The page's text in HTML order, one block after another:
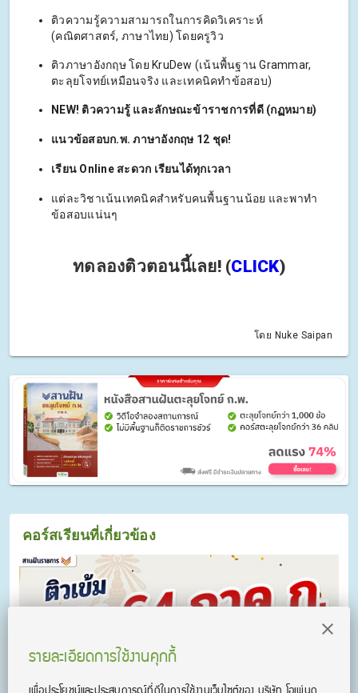
ติวความรู้ความสามารถในการคิดวิเคราะห์
(คณิตศาสตร์, ภาษาไทย) โดยครูวิว
ติวภาษาอังกฤษ โดย KruDew (เน้นพื้นฐาน Grammar,
ตะลุยโจทย์เหมือนจริง และเทคนิคทำข้อสอบ)
NEW! ติวความรู้ และลักษณะข้าราชการที่ดี (กฏหมาย)
แนวข้อสอบก.พ. ภาษาอังกฤษ 12 ชุด!
เรียน Online สะดวก เรียนได้ทุกเวลา
แต่ละวิชาเน้นเทคนิคสำหรับคนพื้นฐานน้อย และพาทำ
ข้อสอบแน่นๆ
ทดลองติวตอนนี้เลย! (CLICK)
โดย Nuke Saipan
คอร์สเรียนที่เกี่ยวข้อง
รายละเอียดการใช้งานคุกกี้